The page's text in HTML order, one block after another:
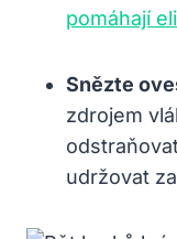
pomáhají
Snězte
zdrojem
udržovat